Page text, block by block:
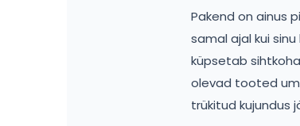
Pakend on ainus
samal ajal kui
küpsetab
olevad tooted
trükitud kujundus